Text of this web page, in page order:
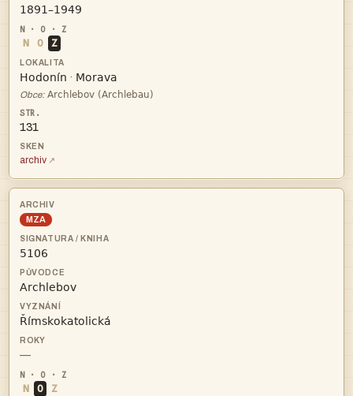

N O Z
 · 
Obce: 
131
archiv
MZA



—
N O Z